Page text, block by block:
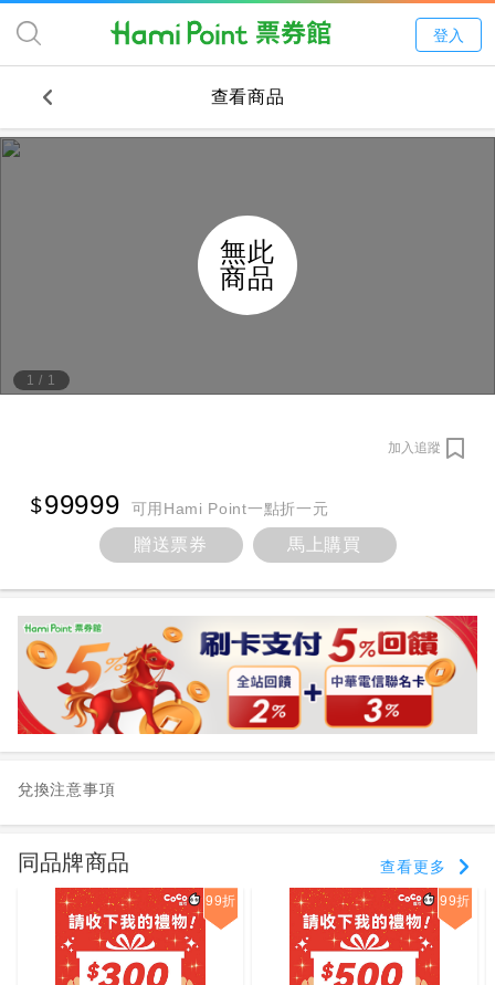
登入
查看商品
1 / 1
無此
商品
加入追蹤
99999 可用Hami Point一點折一元
贈送票券 馬上購買
兌換注意事項
同品牌商品 查看更多
99折 99折